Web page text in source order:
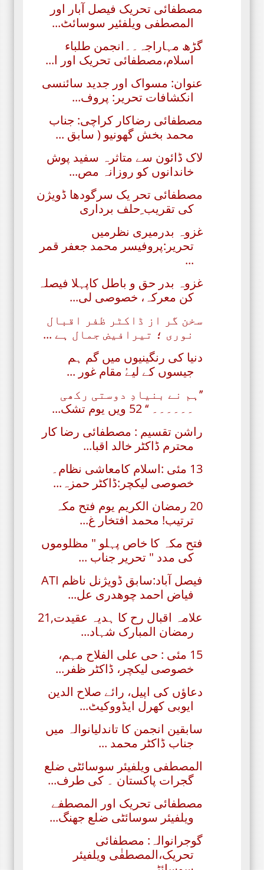
مصطفائی تحریک فیصل آبار اور
المصطفی ویلفئیر سوسائٹ...
گڑھ مہاراجہ۔۔انجمن طلباء
اسلام،مصطفائی تحریک اور ا...
عنوان: مسواک اور جدید سائنسی
انکشافات تحریر: پروف...
مصطفائی رضاکار کراچی: جناب
محمد بخش گھونیو ( سابق ...
لاک ڈائون سے متاثرہ سفید پوش
خاندانوں کو روزانہ مص...
مصطفائی تحر یک سرگودھا ڈویژن
کی تقریب ِحلف برداری
غزوہ بدرمیری نظرمیں
تحریر:پروفیسر محمد جعفر قمر
...
غزوہ بدر حق و باطل کاپہلا فیصلہ
کن معرکہ، خصوصی لی...
سخن گر از ڈاکٹر ظفر اقبال
نوری ؛ تیرافیض جمال ہے ...
دنیا کی رنگینیوں میں گم ہم
جیسوں کے لیےُ مقام غور ...
’’ہم نے بنیادِ دوستی رکھی
۔۔۔۔۔۔ ‘‘ 52 ویں یوم تشک...
راشن تقسیم : مصطفائی رضا کار
محترم ڈاکٹر خالد اقبا...
13 مئی :اسلام کامعاشی نظام۔
خصوصی لیکچر:ڈاکٹر حمزہ...
20 رمضان الکریم یوم فتح مکہ
ترتیب! محمد افتخار غ...
فتح مکہ کا خاص پہلو " مظلوموں
کی مدد " تحریر جناب ...
فیصل آباد:سابق ڈویژنل ناظم ATI
فیاض احمد چوھدری عل...
علامہ اقبال رح کا ہدیہ عقیدت,21
رمضان المبارک شہاد...
15 مئی : حی علی الفلاح مہم،
خصوصی لیکچر، ڈاکٹر ظفر...
دعاؤں کی اپیل، رائے صلاح الدین
ایوبی کھرل ایڈووکیٹ...
سابقین انجمن کا تاندلیانوالہ میں
جناب ڈاکٹر محمد ...
المصطفی ویلفیئر سوسائٹی ضلع
گجرات پاکستان ۔ کی طرف...
مصطفائی تحریک اور المصطفے
ویلفیئر سوسائٹی ضلع جھنگ...
گوجرانوالہ: مصطفائی
تحریک،المصطفٰی ویلفیئر